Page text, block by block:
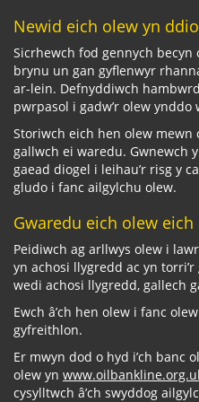
Newid eich olew yn
Sicrhewch fod gennych
brynu un gan gyflenwyr
ar-lein. Defnyddiwch
pwrpasol i gadw’r olew
Storiwch eich hen olew
gallwch ei waredu. Gwnewch
gaead diogel i leihau’r risg y
gludo i fanc ailgylchu olew.
Gwaredu eich olew eich
Peidiwch ag arllwys olew i
yn achosi llygredd ac yn
wedi achosi llygredd, gallech
Ewch â’ch hen olew i fanc
gyfreithlon.
Er mwyn dod o hyd i’ch banc
olew yn
cysylltwch â’ch swyddog